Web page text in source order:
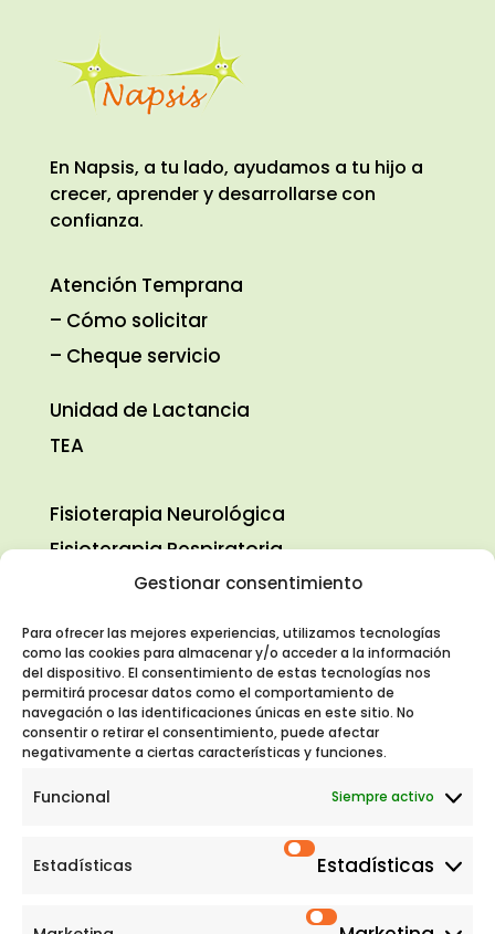
Gestionar consentimiento
Para ofrecer las mejores experiencias, utilizamos tecnologías
como las cookies para almacenar y/o acceder a la información
del dispositivo. El consentimiento de estas tecnologías nos
permitirá procesar datos como el comportamiento de
navegación o las identificaciones únicas en este sitio. No
consentir o retirar el consentimiento, puede afectar
negativamente a ciertas características y funciones.
Funcional Siempre activo
Estadísticas Estadísticas
En Napsis, a tu lado, ayudamos a tu hijo a
crecer, aprender y desarrollarse con
confianza.
Atención Temprana
– Cómo solicitar
– Cheque servicio
Unidad de Lactancia
TEA
Fisioterapia Neurológica
Fisioterapia Respiratoria
Fisioterapia Pediátrica
Terapia Ocupacional
Psicología
 C/ Valcarlos, 9 local 5. 28050 Madrid
 centronapsis@hotmail.com